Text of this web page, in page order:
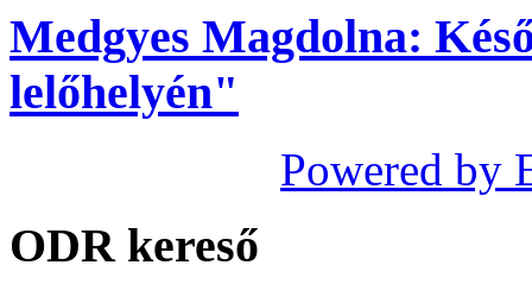
Medgyes Magdolna:
lelőhelyén"
Powered by
ODR kereső